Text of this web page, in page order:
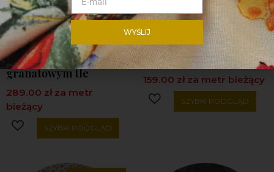
Jedwab wzory
niebieskie,zielone na
granatowym tle
289.00 zł za metr
bieżący
SZYBKI PODGLĄD
Jedwab jasna zieleń-
mat
159.00 zł za metr bieżący
SZYBKI PODGLĄD
WYŚLIJ